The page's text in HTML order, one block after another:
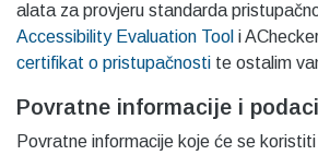
alata za provjeru standarda
Accessibility Evaluation Tool i
certifikat o pristupačnosti te ostalim
Povratne informacije i
Povratne informacije koje će se